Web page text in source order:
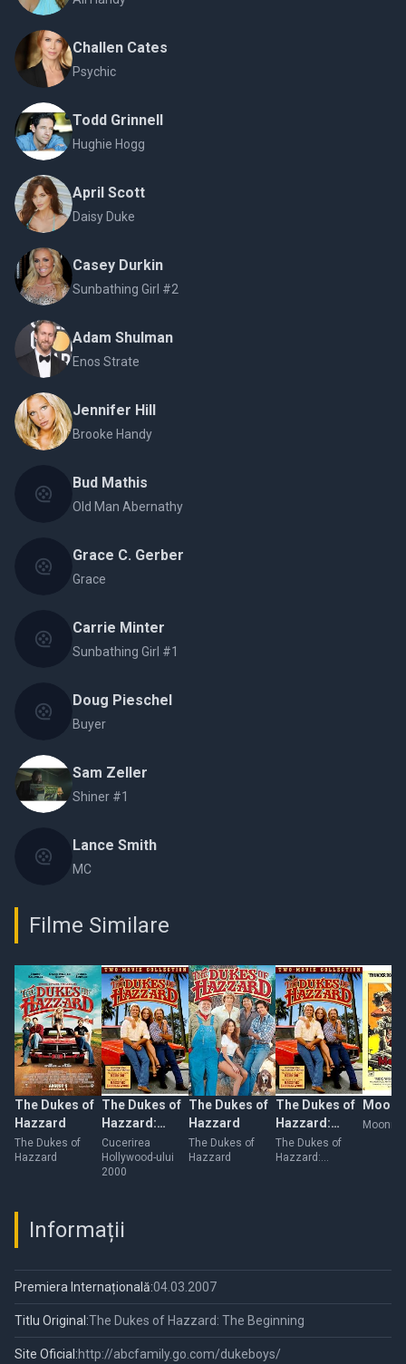
Challen Cates
Psychic
Todd Grinnell
Hughie Hogg
April Scott
Daisy Duke
Casey Durkin
Sunbathing Girl #2
Adam Shulman
Enos Strate
Jennifer Hill
Brooke Handy
Bud Mathis
Old Man Abernathy
Grace C. Gerber
Grace
Carrie Minter
Sunbathing Girl #1
Doug Pieschel
Buyer
Sam Zeller
Shiner #1
Lance Smith
MC
Filme Similare
The Dukes of
Hazzard
The Dukes of
Hazzard
The Dukes of
Hazzard:
Hazzard in
Hollywood
Cucerirea
Hollywood-ului
2000
The Dukes of
Hazzard
The Dukes of
Hazzard
The Dukes of
Hazzard:
Reunion!
The Dukes of
Hazzard:
Informații
Premiera Internațională:04.03.2007
Titlu Original:The Dukes of Hazzard: The Beginning
Site Oficial:http://abcfamily.go.com/dukeboys/